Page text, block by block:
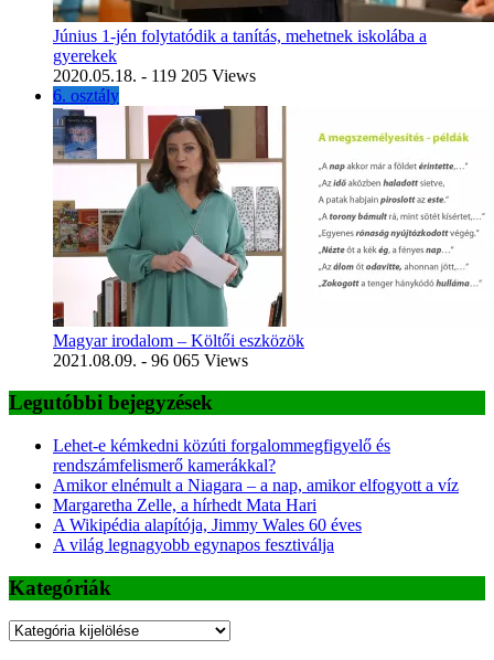
Június 1-jén folytatódik a tanítás, mehetnek iskolába a
gyerekek
2020.05.18. - 119 205 Views
6. osztály
Magyar irodalom – Költői eszközök
2021.08.09. - 96 065 Views
Legutóbbi bejegyzések
Lehet-e kémkedni közúti forgalommegfigyelő és
rendszámfelismerő kamerákkal?
Amikor elnémult a Niagara – a nap, amikor elfogyott a víz
Margaretha Zelle, a hírhedt Mata Hari
A Wikipédia alapítója, Jimmy Wales 60 éves
A világ legnagyobb egynapos fesztiválja
Kategóriák
Kategóriák